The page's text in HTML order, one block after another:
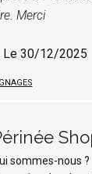
Merci
Le 30/12/2025
sommes-nous ?